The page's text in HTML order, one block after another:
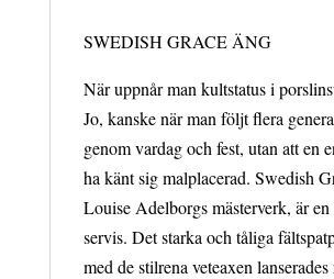
SWEDISH GRACE ÄNG
När uppnår man kultstatus i
Jo, kanske när man följt flera
genom vardag och fest, utan att en
ha känt sig malplacerad. Swedish
Louise Adelborgs mästerverk, är en
servis. Det starka och tåliga
med de stilrena veteaxen lanserades